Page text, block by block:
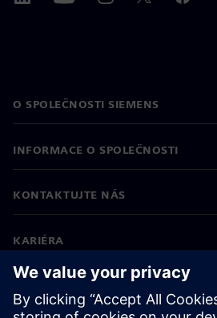
O SPOLEČNOSTI SIEMENS
INFORMACE O SPOLEČNOSTI
KONTAKTUJTE NÁS
KARIÉRA
©Siemens 2026